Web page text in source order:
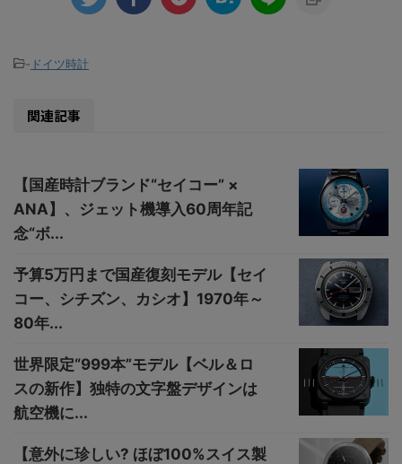
- ドイツ時計
関連記事
【国産時計ブランド“セイコー” ×
ANA】、ジェット機導入60周年記
念“ボ...
予算5万円まで国産復刻モデル【セイ
コー、シチズン、カシオ】1970年～
80年...
世界限定“999本”モデル【ベル＆ロ
スの新作】独特の文字盤デザインは
航空機に...
【意外に珍しい? ほぼ100%スイス製